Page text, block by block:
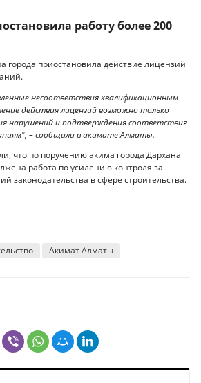
работу более 200
города приостановила действие лицензий
несоответствия квалификационным
действия лицензий возможно только
нарушений и подтверждения соответствия
– сообщили в акимате Алматы.
что по поручению акима города Дархана
работа по усилению контроля за
законодательства в сфере строительства.
Акимат Алматы
закон: какие изменения ждут
список бесплатных лекарств и